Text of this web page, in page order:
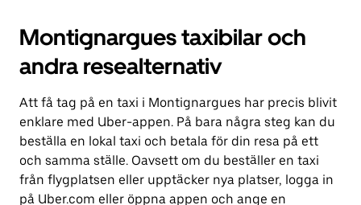
Montignargues taxibilar och
andra resealternativ
Att få tag på en taxi i Montignargues har precis blivit
enklare med Uber-appen. På bara några steg kan du
beställa en lokal taxi och betala för din resa på ett
och samma ställe. Oavsett om du beställer en taxi
från flygplatsen eller upptäcker nya platser, logga in
på Uber.com eller öppna appen och ange en